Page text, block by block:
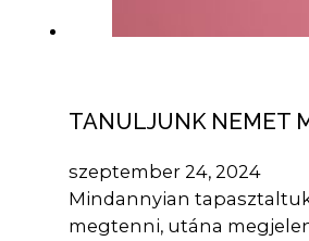
TANULJUNK NEMET
szeptember 24, 2024
Mindannyian
megtenni, utána